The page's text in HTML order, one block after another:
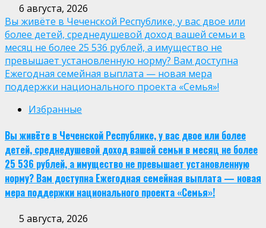
6 августа, 2026
Вы живёте в Чеченской Республике, у вас двое или
более детей, среднедушевой доход вашей семьи в
месяц не более 25 536 рублей, а имущество не
превышает установленную норму? Вам доступна
Ежегодная семейная выплата — новая мера
поддержки национального проекта «Семья»!
Избранные
Вы живёте в Чеченской Республике, у вас двое или более
детей, среднедушевой доход вашей семьи в месяц не более
25 536 рублей, а имущество не превышает установленную
норму? Вам доступна Ежегодная семейная выплата — новая
мера поддержки национального проекта «Семья»!
5 августа, 2026